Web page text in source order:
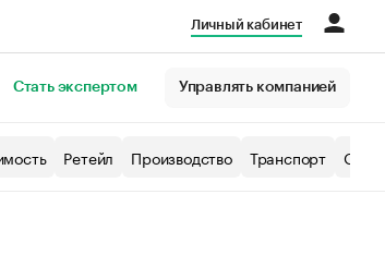
Личный кабинет
Стать экспертом Управлять компанией
Ретейл Производство Транспорт